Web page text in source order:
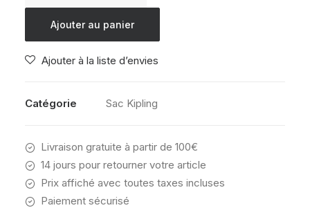
BLUE
Ajouter au panier
Ajouter à la liste d’envies
Catégorie Sac Kipling
Livraison gratuite à partir de 100€
14 jours pour retourner votre article
Prix affiché avec toutes taxes incluses
Paiement sécurisé